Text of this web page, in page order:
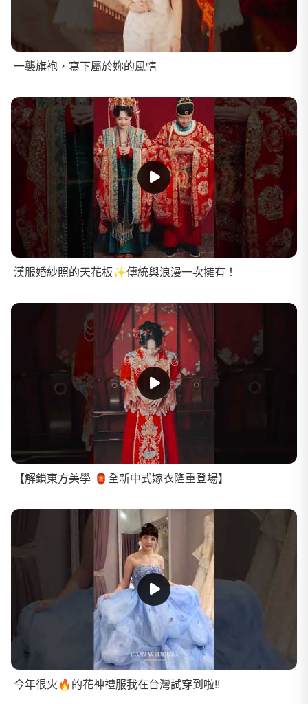
一襲旗袍，寫下屬於妳的風情
漢服婚紗照的天花板✨傳統與浪漫一次擁有！
【解鎖東方美學 🏮全新中式嫁衣隆重登場】
今年很火🔥的花神禮服我在台灣試穿到啦!!